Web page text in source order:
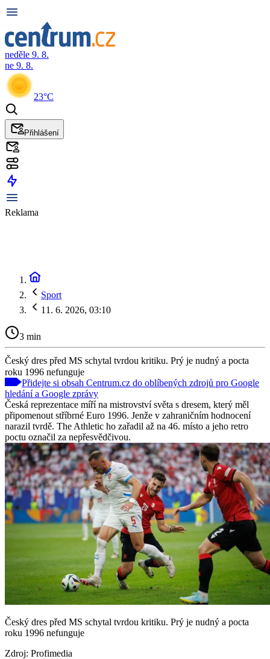
neděle 9. 8.
ne 9. 8.
23°C
Přihlášení
Reklama
Sport
11. 6. 2026, 03:10
3 min
Český dres před MS schytal tvrdou kritiku. Prý je nudný a pocta
roku 1996 nefunguje
Přidejte si obsah Centrum.cz do oblíbených zdrojů pro Google
hledání a Google zprávy
Česká reprezentace míří na mistrovství světa s dresem, který měl
připomenout stříbrné Euro 1996. Jenže v zahraničním hodnocení
narazil tvrdě. The Athletic ho zařadil až na 46. místo a jeho retro
poctu označil za nepřesvědčivou.
Český dres před MS schytal tvrdou kritiku. Prý je nudný a pocta
roku 1996 nefunguje
Zdroj: Profimedia